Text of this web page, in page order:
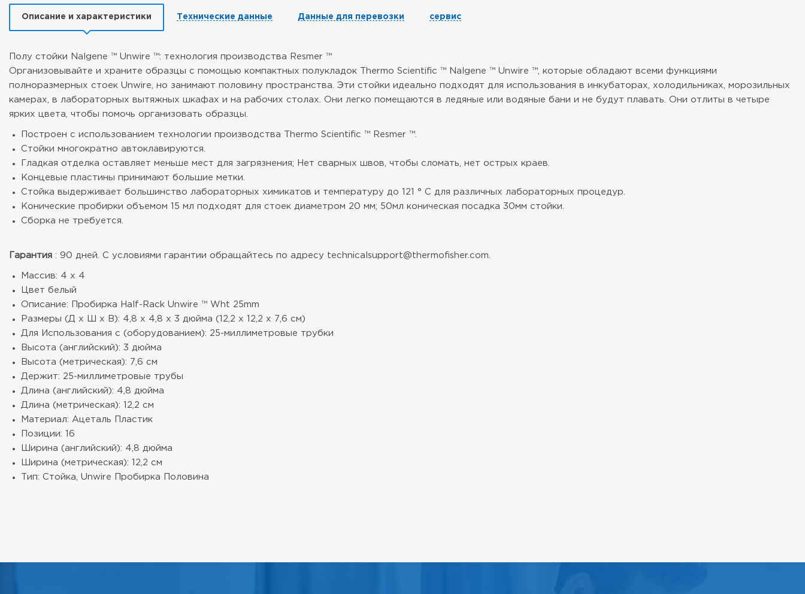
Описание и характеристики Технические данные Данные для перевозки сервис
Полу стойки Nalgene ™ Unwire ™: технология производства Resmer ™
Организовывайте и храните образцы с помощью компактных полукладок Thermo Scientific ™ Nalgene ™ Unwire ™, которые обладают всеми функциями
полноразмерных стоек Unwire, но занимают половину пространства. Эти стойки идеально подходят для использования в инкубаторах, холодильниках, морозильных
камерах, в лабораторных вытяжных шкафах и на рабочих столах. Они легко помещаются в ледяные или водяные бани и не будут плавать. Они отлиты в четыре
ярких цвета, чтобы помочь организовать образцы.
Построен с использованием технологии производства Thermo Scientific ™ Resmer ™.
Стойки многократно автоклавируются.
Гладкая отделка оставляет меньше мест для загрязнения; Нет сварных швов, чтобы сломать, нет острых краев.
Концевые пластины принимают большие метки.
Стойка выдерживает большинство лабораторных химикатов и температуру до 121 ° C для различных лабораторных процедур.
Конические пробирки объемом 15 мл подходят для стоек диаметром 20 мм; 50мл коническая посадка 30мм стойки.
Сборка не требуется.
Гарантия : 90 дней. С условиями гарантии обращайтесь по адресу technicalsupport@thermofisher.com.
Массив: 4 х 4
Цвет белый
Описание: Пробирка Half-Rack Unwire ™ Wht 25mm
Размеры (Д х Ш х В): 4,8 х 4,8 х 3 дюйма (12,2 х 12,2 х 7,6 см)
Для Использования с (оборудованием): 25-миллиметровые трубки
Высота (английский): 3 дюйма
Высота (метрическая): 7,6 см
Держит: 25-миллиметровые трубы
Длина (английский): 4,8 дюйма
Длина (метрическая): 12,2 см
Материал: Ацеталь Пластик
Позиции: 16
Ширина (английский): 4,8 дюйма
Ширина (метрическая): 12,2 см
Тип: Стойка, Unwire Пробирка Половина